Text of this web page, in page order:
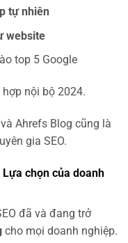
tự nhiên
website
top 5 Google
nội bộ 2024.
Ahrefs Blog cũng là
gia SEO.
chọn của doanh
đã và đang trở
cho mọi doanh nghiệp.